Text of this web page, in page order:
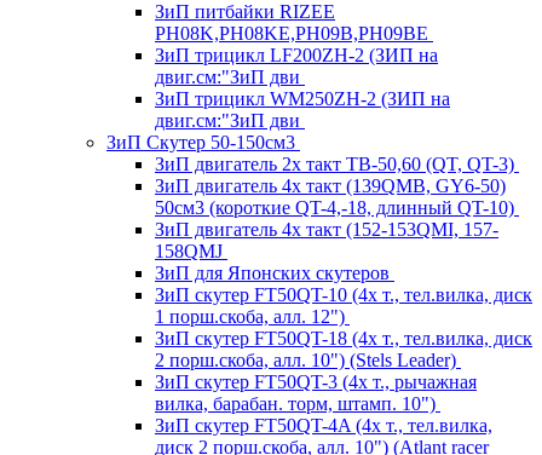
ЗиП питбайки RIZEE
PH08K,PH08KE,PH09B,PH09BE
ЗиП трицикл LF200ZH-2 (ЗИП на
двиг.см:"ЗиП дви
ЗиП трицикл WM250ZH-2 (ЗИП на
двиг.см:"ЗиП дви
ЗиП Скутер 50-150см3
ЗиП двигатель 2х такт ТВ-50,60 (QT, QT-3)
ЗиП двигатель 4х такт (139QMB, GY6-50)
50см3 (короткие QT-4,-18, длинный QT-10)
ЗиП двигатель 4х такт (152-153QMI, 157-
158QMJ
ЗиП для Японских скутеров
ЗиП скутер FT50QT-10 (4х т., тел.вилка, диск
1 порш.скоба, алл. 12")
ЗиП скутер FT50QT-18 (4х т., тел.вилка, диск
2 порш.скоба, алл. 10") (Stels Leader)
ЗиП скутер FT50QT-3 (4х т., рычажная
вилка, барабан. торм, штамп. 10")
ЗиП скутер FT50QT-4A (4х т., тел.вилка,
диск 2 порш.скоба, алл. 10") (Atlant racer